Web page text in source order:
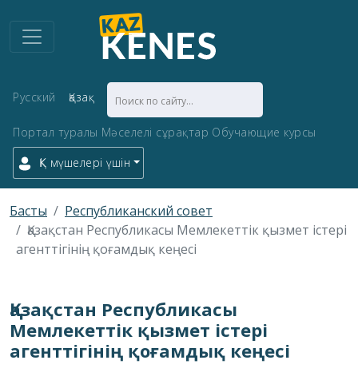
Русский Қазақ
Портал туралы Мәселелі сұрақтар Обучающие курсы
ҚК мүшелері үшін
Басты
Республиканский совет
Қазақстан Республикасы Мемлекеттік қызмет істері
агенттігінің қоғамдық кеңесі
Қазақстан Республикасы
Мемлекеттік қызмет істері
агенттігінің қоғамдық кеңесі